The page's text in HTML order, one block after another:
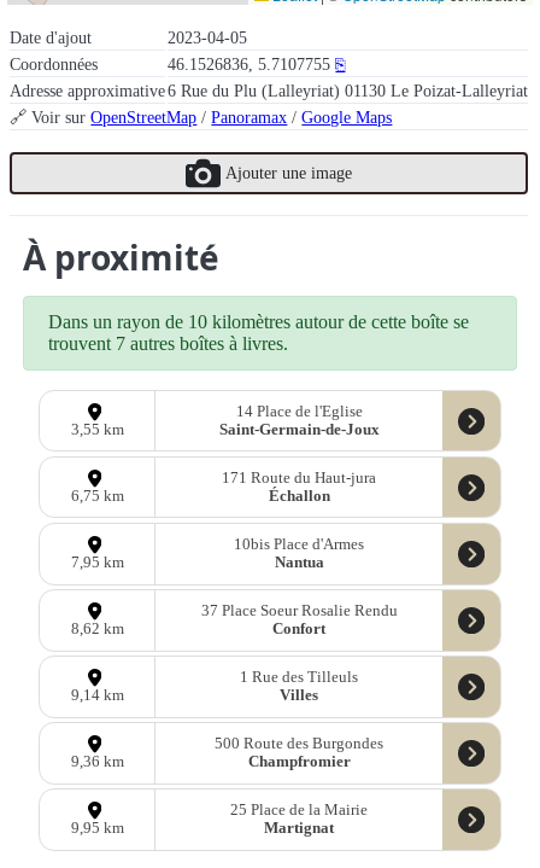
Date d'ajout
2023-04-05
Coordonnées
46.1526836, 5.7107755 ⎘
Adresse approximative6 Rue du Plu (Lalleyriat) 01130 Le Poizat-Lalleyriat
🔗 Voir surOpenStreetMap /Panoramax /Google Maps
Ajouter une image
À proximité
Dans un rayon de 10 kilomètres autour de cette boîte se
trouvent 7 autres boîtes à livres.
3,55 km
14 Place de l'Eglise
Saint-Germain-de-Joux
6,75 km
171 Route du Haut-jura
Échallon
7,95 km
10bis Place d'Armes
Nantua
8,62 km
37 Place Soeur Rosalie Rendu
Confort
9,14 km
1 Rue des Tilleuls
Villes
9,36 km
500 Route des Burgondes
Champfromier
9,95 km
25 Place de la Mairie
Martignat